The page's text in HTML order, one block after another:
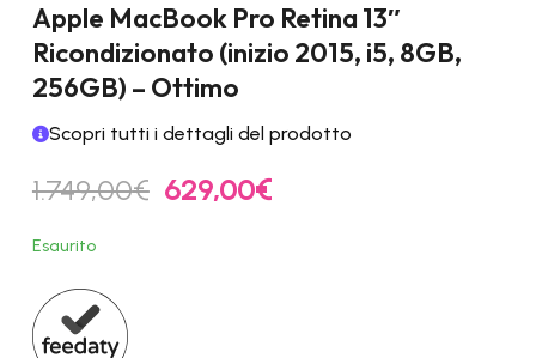
Apple MacBook Pro Retina 13″
Ricondizionato (inizio 2015, i5, 8GB,
256GB) – Ottimo
Scopri tutti i dettagli del prodotto
1.749,00€ Il
prezzo
629,00€Il
Esaurito